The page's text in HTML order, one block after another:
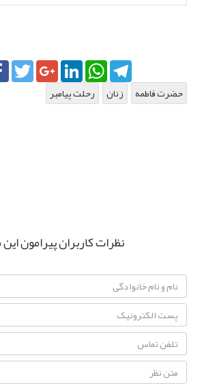
FacebookTwitterGoogle+LinkedInWhatsAppTelegram
حضرت فاطمه زنان رحلت پيامبر
نظرات کاربران پیرامون